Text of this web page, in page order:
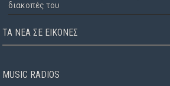
διακοπές του
ΤΑ ΝΈΑ ΣΕ ΕΙΚΌΝΕΣ
MUSIC RADIOS